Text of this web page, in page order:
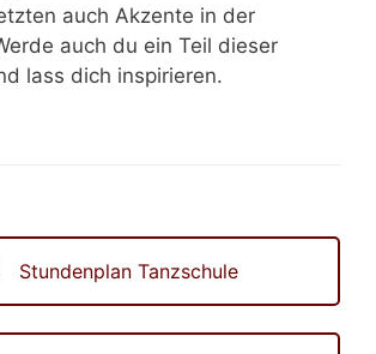
auch Akzente in der
auch du ein Teil dieser
lass dich inspirieren.
Stundenplan Tanzschule